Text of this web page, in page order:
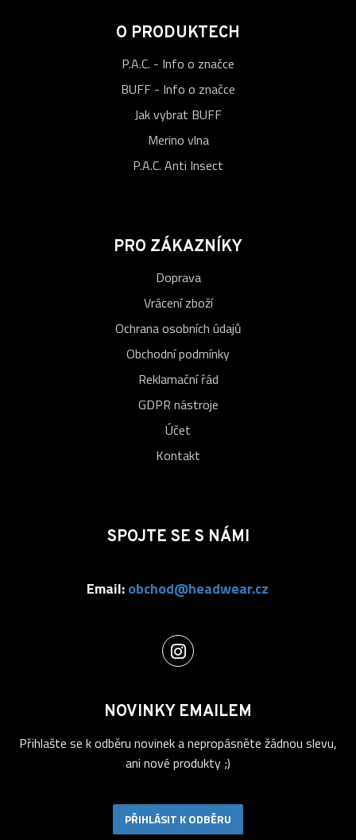
O PRODUKTECH
P.A.C. - Info o značce
BUFF - Info o značce
Jak vybrat BUFF
Merino vlna
P.A.C. Anti Insect
PRO ZÁKAZNÍKY
Doprava
Vrácení zboží
Ochrana osobních údajů
Obchodní podmínky
Reklamační řád
GDPR nástroje
Účet
Kontakt
SPOJTE SE S NÁMI
Email:obchod@headwear.cz
NOVINKY EMAILEM
Přihlašte se k odběru novinek a nepropásněte žádnou slevu,
ani nové produkty ;)
PŘIHLÁSIT K ODBĚRU